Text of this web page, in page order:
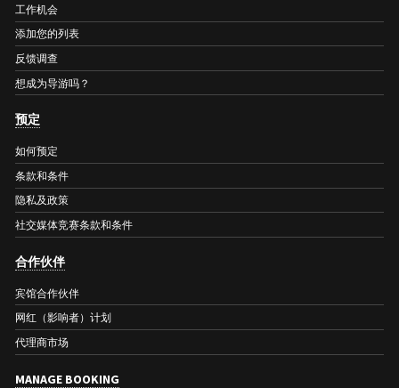
工作机会
添加您的列表
反馈调查
想成为导游吗？
预定
如何预定
条款和条件
隐私及政策
社交媒体竞赛条款和条件
合作伙伴
宾馆合作伙伴
网红（影响者）计划
代理商市场
MANAGE BOOKING